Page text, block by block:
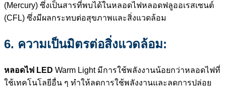
(Mercury) ซึ่งเป็นสารที่พบได้ในหลอดไฟหลอดฟลูออเรสเซนต์
(CFL) ซึ่งมีผลกระทบต่อสุขภาพและสิ่งแวดล้อม
6. ความเป็นมิตรต่อสิ่งแวดล้อม:
หลอดไฟ LED Warm Light มีการใช้พลังงานน้อยกว่าหลอดไฟที่
ใช้เทคโนโลยีอื่น ๆ ทำให้ลดการใช้พลังงานและลดการปล่อย